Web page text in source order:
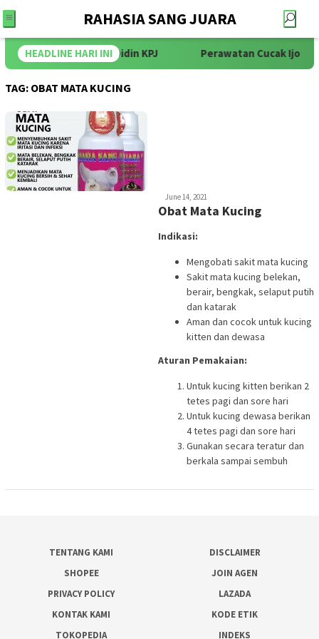
RAHASIA SANG JUARA
HEADLINE HARI INIDidin KPJ Perawatan Cucak Ijo
TAG: OBAT MATA KUCING
Cak
Tumin
June 14, 2021
Obat Mata Kucing
Indikasi:
Mengobati sakit mata kucing
Sakit mata kucing belekan,
berair, bengkak, selaput putih
dan katarak
Aman dan cocok untuk kucing
kitten dan dewasa
Aturan Pemakaian:
Untuk kucing kitten berikan 2
tetes pagi dan sore hari
Untuk kucing dewasa berikan
4 tetes pagi dan sore hari
Gunakan secara teratur dan
berkala sampai sembuh
TENTANG KAMI
DISCLAIMER
SHOPEE
JOIN AGEN
PRIVACY POLICY
LAZADA
KONTAK KAMI
KODE ETIK
TOKOPEDIA
INDEKS